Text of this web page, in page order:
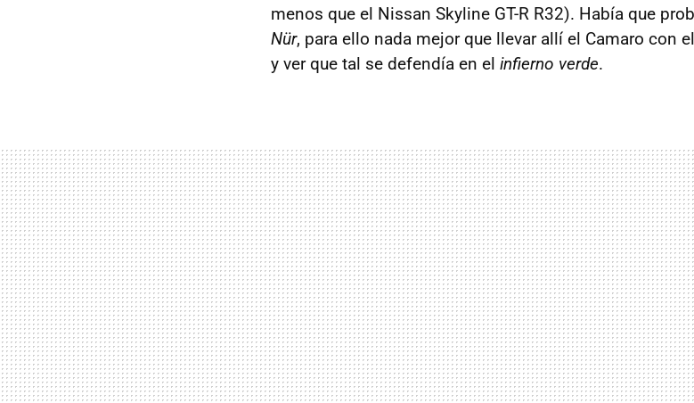
menos que el Nissan Skyline GT-R R32). Había que
Nür, para ello nada mejor que llevar allí el Camaro con el
y ver que tal se defendía en el infierno verde.